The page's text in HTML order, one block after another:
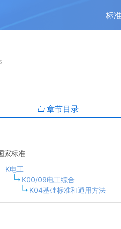
标
章节目录
家标准
K电工
K00/09电工综合
K04基础标准和通用方法